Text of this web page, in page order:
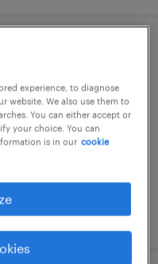
experience, to diagnose
website. We also use them to
You can either accept or
your choice. You can
is in our cookie